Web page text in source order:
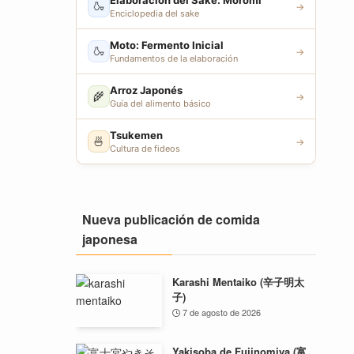
🍶
Enciclopedia del sake
→
🍶 Moto: Fermento Inicial
Fundamentos de la elaboración
→
🌾 Arroz Japonés
Guía del alimento básico
→
🍜 Tsukemen
Cultura de fideos
→
Nueva publicación de comida
japonesa
Karashi Mentaiko (辛子明太
子)
7 de agosto de 2026